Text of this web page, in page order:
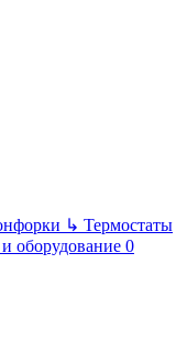
↳ Термостаты